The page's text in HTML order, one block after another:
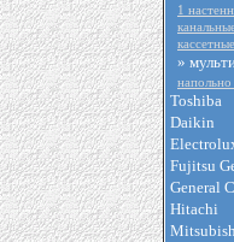
1
кассетные
»
Toshiba
Daikin
Fujitsu
General
Hitachi